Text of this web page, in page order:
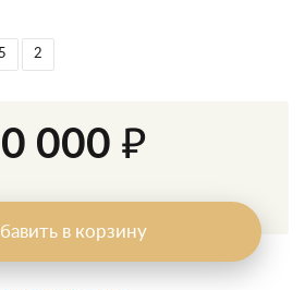
2
000 ₽
в корзину